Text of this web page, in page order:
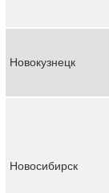
Новокузнецк
Новосибирск